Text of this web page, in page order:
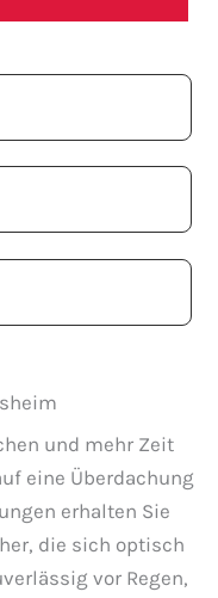
und mehr Zeit
eine Überdachung
erhalten Sie
die sich optisch
vor Regen,